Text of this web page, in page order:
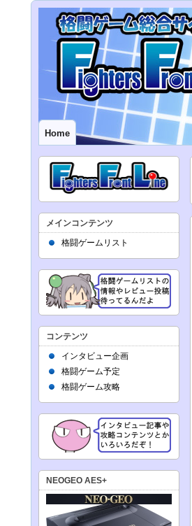
Home
メインコンテンツ
格闘ゲームリスト
コンテンツ
インタビュー企画
格闘ゲーム予定
格闘ゲーム攻略
NEOGEO AES+